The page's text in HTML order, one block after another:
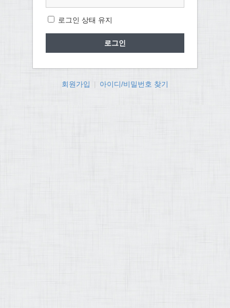
로그인 상태 유지
회원가입 아이디/비밀번호 찾기